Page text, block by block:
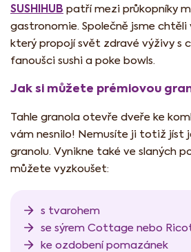
SUSHIHUB patří mezi průkopníky
gastronomie. Společně jsme
který propojí svět zdravé výživy s
fanoušci sushi a poke bowls.
Jak si můžete prémiovou
Tahle granola otevře dveře ke
vám nesnilo! Nemusíte ji totiž jíst
granolu. Vynikne také ve slaných
můžete vyzkoušet:
s tvarohem
se sýrem Cottage nebo
ke ozdobení pomazánek